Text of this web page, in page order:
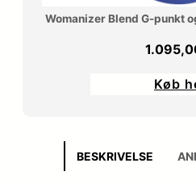
Womanizer Blend G-punkt
Køb
BESKRIVELSE